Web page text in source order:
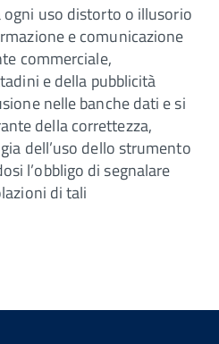
uso distorto o illusorio
e comunicazione
commerciale,
e della pubblicità
nelle banche dati e si
della correttezza,
dell’uso dello strumento
l’obbligo di segnalare
di tali